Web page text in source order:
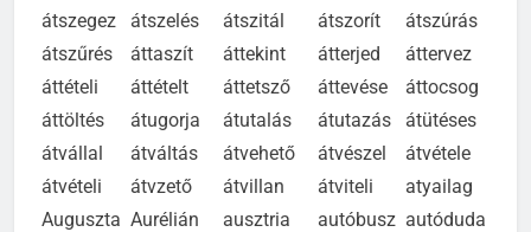
átszegez
átszelés átszitál átszorít
átszúrás
átszűrés
áttaszít áttekint átterjed
áttervez
áttételi
áttételt áttetsző áttevése
áttocsog
áttöltés
átugorja átutalás átutazás
átütéses
átvállal
átváltás átvehető átvészel
átvétele
átvételi
átvzető átvillan átviteli
atyailag
Auguszta Aurélián ausztria autóbusz autóduda